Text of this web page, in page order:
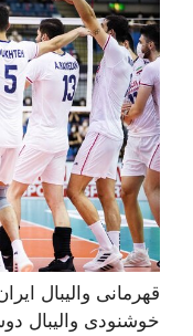
قهرمانی والیبال
خوشنودی والیبال